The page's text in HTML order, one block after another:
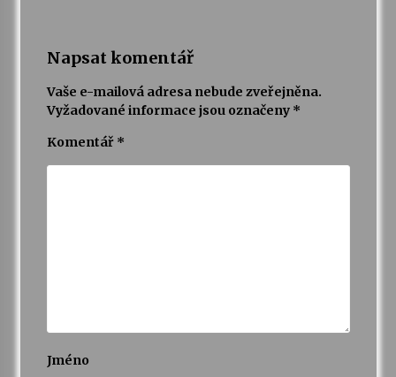
Petr Adamec – Malovaný svět
Napsat komentář
Vaše e-mailová adresa nebude zveřejněna.
Vyžadované informace jsou označeny *
Komentář *
Jméno